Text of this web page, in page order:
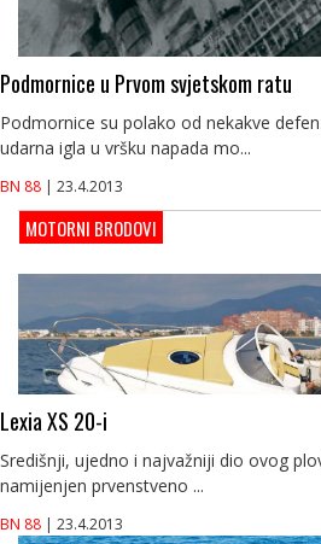
Podmornice u Prvom svjetskom ratu
Podmornice su polako od nekakve
udarna igla u vršku napada mo...
BN 88 | 23.4.2013
MOTORNI BRODOVI
Lexia XS 20-i
Središnji, ujedno i najvažniji dio ovog
namijenjen prvenstveno ...
BN 88 | 23.4.2013